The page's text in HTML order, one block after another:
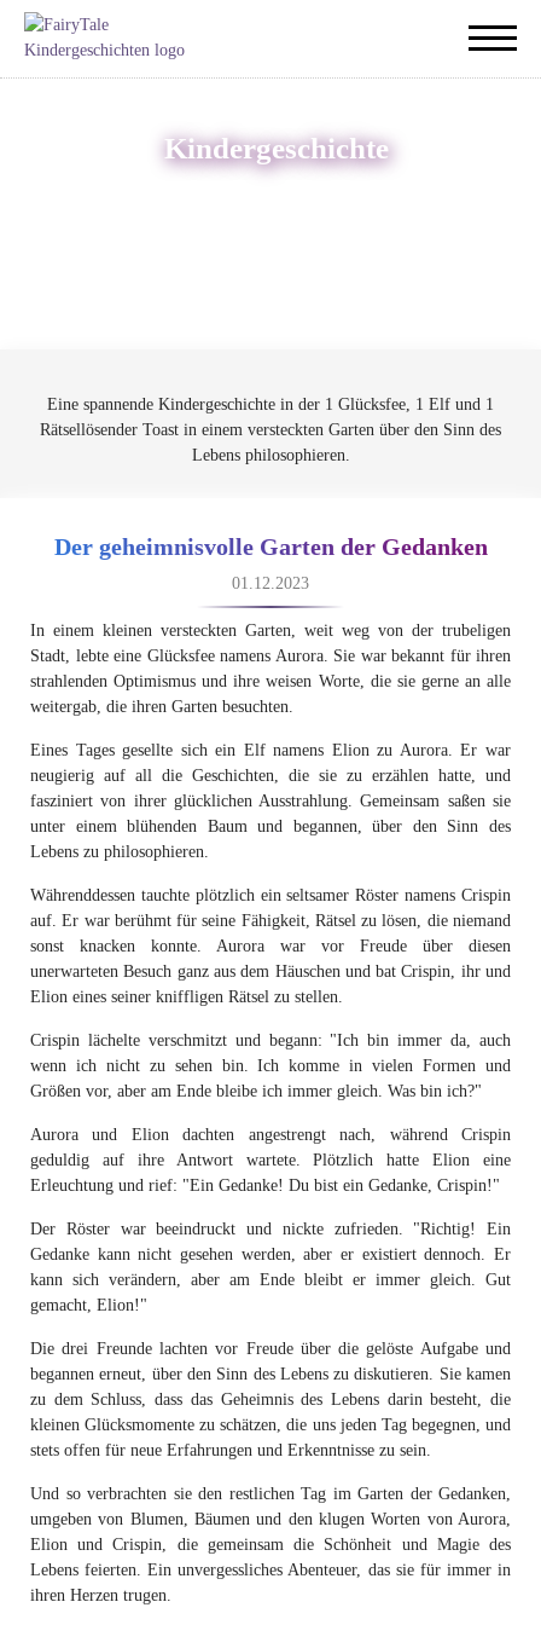
Kindergeschichte
Eine spannende Kindergeschichte in der 1 Glücksfee, 1 Elf und 1
Rätsellösender Toast in einem versteckten Garten über den Sinn des
Lebens philosophieren.
Der geheimnisvolle Garten der Gedanken
01.12.2023
In einem kleinen versteckten Garten, weit weg von der trubeligen
Stadt, lebte eine Glücksfee namens Aurora. Sie war bekannt für ihren
strahlenden Optimismus und ihre weisen Worte, die sie gerne an alle
weitergab, die ihren Garten besuchten.
Eines Tages gesellte sich ein Elf namens Elion zu Aurora. Er war
neugierig auf all die Geschichten, die sie zu erzählen hatte, und
fasziniert von ihrer glücklichen Ausstrahlung. Gemeinsam saßen sie
unter einem blühenden Baum und begannen, über den Sinn des
Lebens zu philosophieren.
Währenddessen tauchte plötzlich ein seltsamer Röster namens Crispin
auf. Er war berühmt für seine Fähigkeit, Rätsel zu lösen, die niemand
sonst knacken konnte. Aurora war vor Freude über diesen
unerwarteten Besuch ganz aus dem Häuschen und bat Crispin, ihr und
Elion eines seiner kniffligen Rätsel zu stellen.
Crispin lächelte verschmitzt und begann: "Ich bin immer da, auch
wenn ich nicht zu sehen bin. Ich komme in vielen Formen und
Größen vor, aber am Ende bleibe ich immer gleich. Was bin ich?"
Aurora und Elion dachten angestrengt nach, während Crispin
geduldig auf ihre Antwort wartete. Plötzlich hatte Elion eine
Erleuchtung und rief: "Ein Gedanke! Du bist ein Gedanke, Crispin!"
Der Röster war beeindruckt und nickte zufrieden. "Richtig! Ein
Gedanke kann nicht gesehen werden, aber er existiert dennoch. Er
kann sich verändern, aber am Ende bleibt er immer gleich. Gut
gemacht, Elion!"
Die drei Freunde lachten vor Freude über die gelöste Aufgabe und
begannen erneut, über den Sinn des Lebens zu diskutieren. Sie kamen
zu dem Schluss, dass das Geheimnis des Lebens darin besteht, die
kleinen Glücksmomente zu schätzen, die uns jeden Tag begegnen, und
stets offen für neue Erfahrungen und Erkenntnisse zu sein.
Und so verbrachten sie den restlichen Tag im Garten der Gedanken,
umgeben von Blumen, Bäumen und den klugen Worten von Aurora,
Elion und Crispin, die gemeinsam die Schönheit und Magie des
Lebens feierten. Ein unvergessliches Abenteuer, das sie für immer in
ihren Herzen trugen.